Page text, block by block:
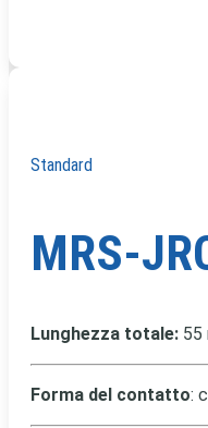
Standard
MRS-
Lunghezza totale: 55
Forma del contatto: